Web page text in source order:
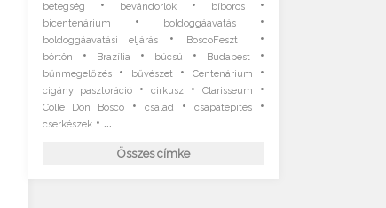
betegség • bevándorlók• bíboros •
bicentenárium • boldoggáavatás•
boldoggáavatási eljárás • BoscoFeszt •
börtön • Brazília • búcsú • Budapest •
bűnmegelőzés• bűvészet• Centenárium •
cigány pasztoráció• cirkusz•Clarisseum •
Colle Don Bosco• család •csapatépítés •
cserkészek• ...
Összes címke